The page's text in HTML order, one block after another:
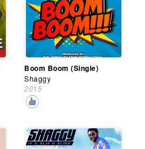
Boom Boom (Single)
Shaggy
2015